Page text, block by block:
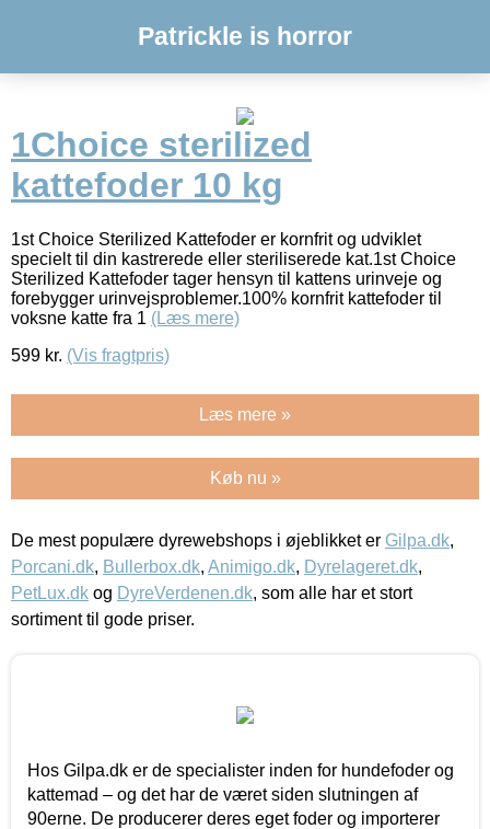
Patrickle is horror
1Choice sterilized
kattefoder 10 kg
1st Choice Sterilized Kattefoder er kornfrit og udviklet
specielt til din kastrerede eller steriliserede kat.1st Choice
Sterilized Kattefoder tager hensyn til kattens urinveje og
forebygger urinvejsproblemer.100% kornfrit kattefoder til
voksne katte fra 1 (Læs mere)
599 kr. (Vis fragtpris)
Læs mere »
Køb nu »
De mest populære dyrewebshops i øjeblikket er Gilpa.dk,
Porcani.dk, Bullerbox.dk, Animigo.dk, Dyrelageret.dk,
PetLux.dk og DyreVerdenen.dk, som alle har et stort
sortiment til gode priser.
Hos Gilpa.dk er de specialister inden for hundefoder og
kattemad – og det har de været siden slutningen af
90erne. De producerer deres eget foder og importerer